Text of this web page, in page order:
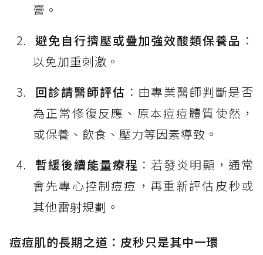
膏。
避免自行擠壓或疊加強效酸類保養品 ：
以免加重刺激。
回診請醫師評估 ：由專業醫師判斷是否
為正常修復反應、原本痘痘體質使然，
或保養、飲食、壓力等因素導致。
暫緩後續能量療程 ：若發炎明顯，通常
會先專心控制痘痘，再重新評估皮秒或
其他雷射規劃。
痘痘肌的長期之道：皮秒只是其中一環